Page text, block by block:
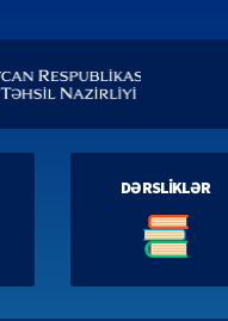
DƏRSLİKLƏR